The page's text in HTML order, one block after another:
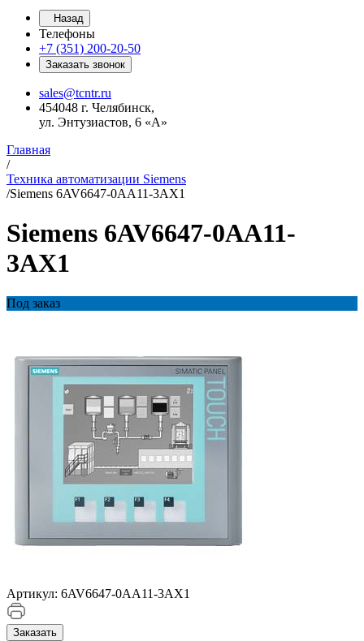
Назад
Телефоны
+7 (351) 200-20-50
Заказать звонок
sales@tcntr.ru
454048 г. Челябинск,
ул. Энтузиастов, 6 «А»
Главная
/
Техника автоматизации Siemens
/Siemens 6AV6647-0AA11-3AX1
Siemens 6AV6647-0AA11-
3AX1
Под заказ
Артикул: 6AV6647-0AA11-3AX1
Заказать